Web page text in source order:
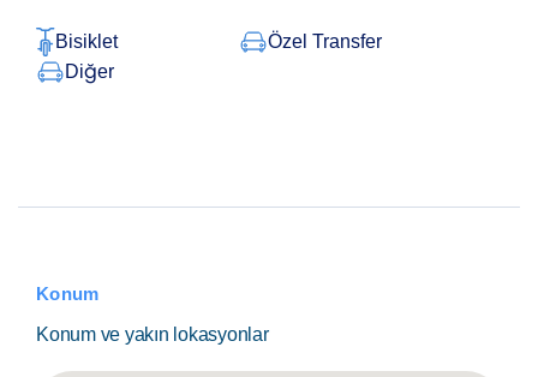
Bisiklet
Özel Transfer
Diğer
Konum
Konum ve yakın lokasyonlar